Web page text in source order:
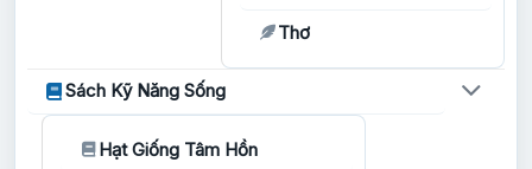
Thơ
Sách Kỹ Năng Sống
Hạt Giống Tâm Hồn